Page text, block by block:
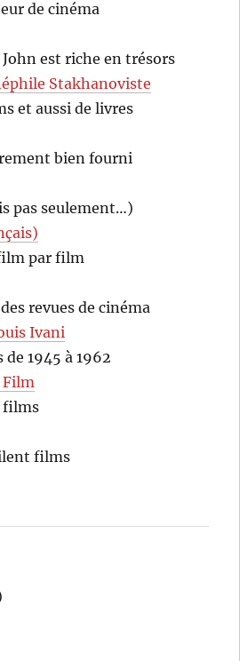
de cinéma
est riche en trésors
Stakhanoviste
et aussi de livres
bien fourni
pas seulement…)
par film
revues de cinéma
Ivani
1945 à 1962
Film
films
films